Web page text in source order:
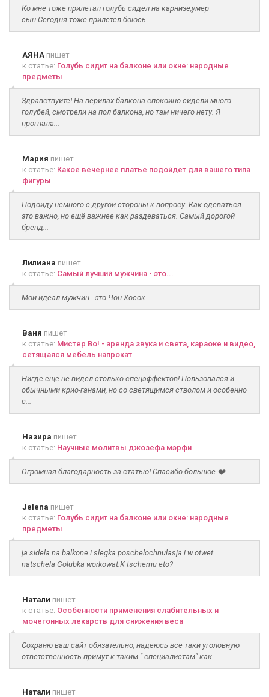
Ко мне тоже прилетал голубь сидел на карнизе,умер
сын.Сегодня тоже прилетел боюсь..
АЯНА пишет
к статье: Голубь сидит на балконе или окне: народные
предметы
Здравствуйте! На перилах балкона спокойно сидели много
голубей, смотрели на пол балкона, но там ничего нету. Я
прогнала...
Мария пишет
к статье: Какое вечернее платье подойдет для вашего типа
фигуры
Подойду немного с другой стороны к вопросу. Как одеваться
это важно, но ещё важнее как раздеваться. Самый дорогой
бренд...
Лилиана пишет
к статье: Самый лучший мужчина - это...
Мой идеал мужчин - это Чон Хосок.
Ваня пишет
к статье: Мистер Во! - аренда звука и света, караоке и видео,
сетящаяся мебель напрокат
Нигде еще не видел столько спецэффектов! Пользовался и
обычными крио-ганами, но со светящимся стволом и особенно
с...
Назира пишет
к статье: Научные молитвы джозефа мэрфи
Огромная благодарность за статью! Спасибо большое ❤️
Jelena пишет
к статье: Голубь сидит на балконе или окне: народные
предметы
ja sidela na balkone i slegka poschelochnulasja i w otwet
natschela Golubka workowat.K tschemu eto?
Натали пишет
к статье: Особенности применения слабительных и
мочегонных лекарств для снижения веса
Сохраню ваш сайт обязательно, надеюсь все таки уголовную
ответственность примут к таким " специалистам" как...
Натали пишет